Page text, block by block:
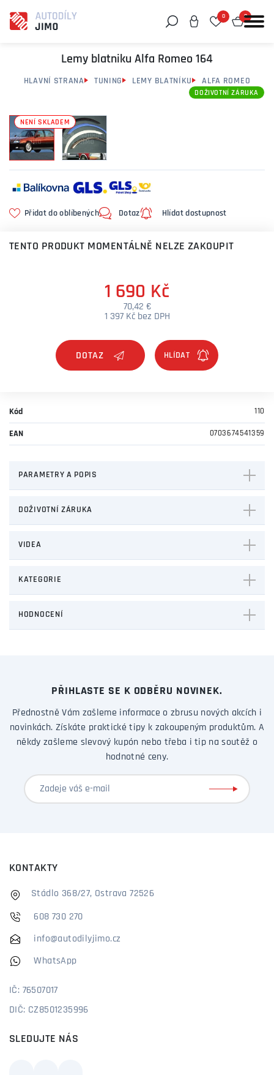
0 0
Lemy blatniku Alfa Romeo 164
HLAVNÍ STRANA TUNING LEMY BLATNÍKU ALFA ROMEO
NENÍ SKLADEM
DOŽIVOTNÍ ZÁRUKA
Přidat do oblíbených Dotaz Hlídat dostupnost
TENTO PRODUKT MOMENTÁLNĚ NELZE ZAKOUPIT
1 690 Kč
70,42 €
1 397 Kč bez DPH
DOTAZ
Kód 110
EAN 0703674541359
PARAMETRY A POPIS
DOŽIVOTNÍ ZÁRUKA
VIDEA
KATEGORIE
HODNOCENÍ
PŘIHLASTE SE K ODBĚRU NOVINEK.
Přednostně Vám zašleme informace o zbrusu nových akcích i
novinkách. Získáte praktické tipy k zakoupeným produktům. A
někdy zašleme slevový kupón nebo třeba i tip na soutěž o
hodnotné ceny.
KONTAKTY
Stádlo 368/27, Ostrava 72526
608 730 270
info@autodilyjimo.cz
WhatsApp
IČ: 76507017
DIČ: CZ8501235996
SLEDUJTE NÁS
Můžeme vám pomoci něco najít?